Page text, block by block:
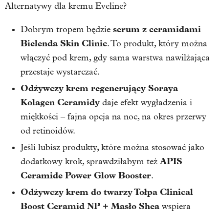
Alternatywy dla kremu Eveline?
Dobrym tropem będzie serum z ceramidami
Bielenda Skin Clinic. To produkt, który można
włączyć pod krem, gdy sama warstwa nawilżająca
przestaje wystarczać.
Odżywczy krem regenerujący Soraya
Kolagen Ceramidy daje efekt wygładzenia i
miękkości – fajna opcja na noc, na okres przerwy
od retinoidów.
Jeśli lubisz produkty, które można stosować jako
dodatkowy krok, sprawdziłabym też APIS
Ceramide Power Glow Booster.
Odżywczy krem do twarzy Tołpa Clinical
Boost Ceramid NP + Masło Shea wspiera